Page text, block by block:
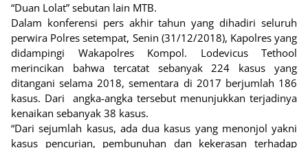
“Duan Lolat” sebutan lain MTB.
Dalam konferensi pers akhir tahun yang dihadiri seluruh
perwira Polres setempat, Senin (31/12/2018), Kapolres yang
didampingi Wakapolres Kompol. Lodevicus Tethool
merincikan bahwa tercatat sebanyak 224 kasus yang
ditangani selama 2018, sementara di 2017 berjumlah 186
kasus. Dari angka-angka tersebut menunjukkan terjadinya
kenaikan sebanyak 38 kasus.
“Dari sejumlah kasus, ada dua kasus yang menonjol yakni
kasus pencurian, pembunuhan dan kekerasan terhadap